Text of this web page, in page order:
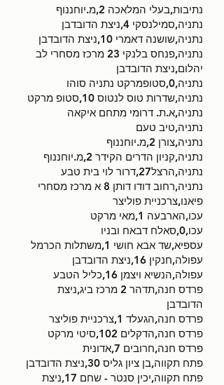
נתיבות,בעלי המלאכה 2,מ.יוחננוף
נתניה,סמילנסקי 4,ניצת הדובדבן
נתניה,שושנה דאמרי 10,ניצת הדובדבן
נתניה,פנחס בלנקי 23 מרכז מסחרי לב
יהלום,ניצת הדובדבן
נתניה,0,סטופמרקט נתניה סוהו
נתניה,שדרות טוס לנטוס 10,סטופ מרקט
נתניה,א.ת. דרומי מתחם איקאה
נתניה,טיב טעם
נתניה,צורן 2,מ.יוחננוף
נתניה,קניון הדרים הקידר 2,מ.יוחננוף
נתניה,הרצל27,דרור לוי בית טבע
נתניה,רחוב דודו דותן 8 א מרכז מסחרי
פיאנו,צרכניית פוליצר
עכו,הארבעה 1,מאי מרקט
עכו,0,סאלח דבאח ובניו
עספיא,שד אבא חושי 1,משתלות הכרמל
עפולה,חנקין 16,ניצת הדובדבן
עפולה,הנשיא ויצמן 16,כליל הטבע
פרדס חנה,תדהר 2 מרכז ביג,ניצת
הדובדבן
פרדס חנה,הגעלד 1,צרכניית פוליצר
פרדס חנה,הדקלים 102,סיטי מרקט
פרדס חנה,חרובים 7,אדונית
פתח תקווה,בן ציון גליס 30,ניצת הדובדבן
פתח תקווה,יכין סנטר - שחם 17,ניצת